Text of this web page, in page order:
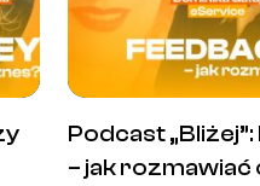
Podcast
– jak